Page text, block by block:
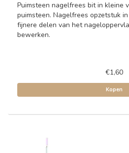
Puimsteen nagelfrees bit in kleine
puimsteen. Nagelfrees opzetstuk
fijnere delen van het
bewerken.
€1,60
Kopen